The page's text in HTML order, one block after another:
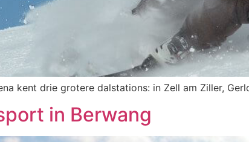
kent drie grotere dalstations: in Zell am Ziller,
in Berwang